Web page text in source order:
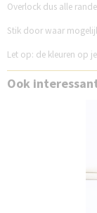
Overlock dus alle
Stik door waar
Let op: de kleuren op
Ook